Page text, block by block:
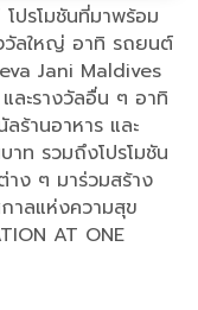
ปรโมชันที่มาพร้อม
วัลใหญ่ อาทิ รถยนต์
Jani Maldives
ละรางวัลอื่น ๆ อาทิ
ร้านอาหาร และ
ท รวมถึงโปรโมชัน
าง ๆ มาร่วมสร้าง
าลแห่งความสุข
AT ONE